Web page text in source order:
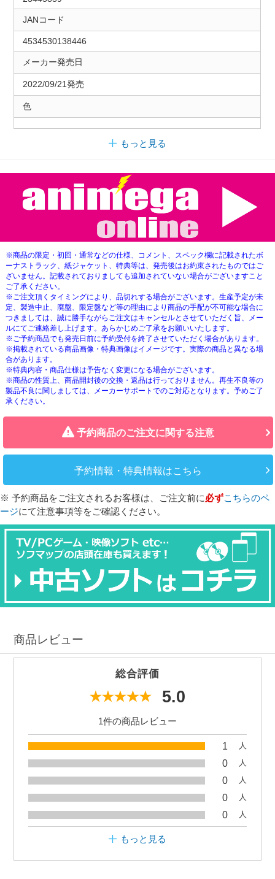
JANコード
4534530138446
メーカー発売日
2022/09/21発売
色
もっと見る
※商品の限定・初回・通常などの仕様、コメント、スペック欄に記載されたボ
ーナストラック、紙ジャケット、特典等は、発売後はお約束されたものではご
ざいません。記載されておりましても追加されていない場合がございますこと
ご了承ください。
※ご注文頂くタイミングにより、品切れする場合がございます。生産予定が未
定、製造中止、廃盤、限定盤など等の理由により商品の手配が不可能な場合に
つきましては、誠に勝手ながらご注文はキャンセルとさせていただく旨、メー
ルにてご連絡差し上げます。あらかじめご了承をお願いいたします。
※ご予約商品でも発売日前に予約受付を終了させていただく場合があります。
※掲載されている商品画像・特典画像はイメージです。実際の商品と異なる場
合があります。
※特典内容・商品仕様は予告なく変更になる場合がございます。
※商品の性質上、商品開封後の交換・返品は行っておりません。再生不良等の
製品不良に関しましては、メーカーサポートでのご対応となります。予めご了
承ください。
予約商品のご注文に関する注意
予約情報・特典情報はこちら
※ 予約商品をご注文されるお客様は、ご注文前に必ずこちらのペ
ージにて注意事項等をご確認ください。
商品レビュー
総合評価
5.0
1件の商品レビュー
1 人
0 人
0 人
0 人
0 人
もっと見る